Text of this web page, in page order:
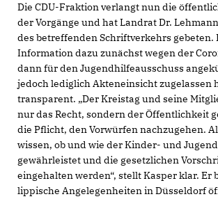
Die CDU-Fraktion verlangt nun die
der Vorgänge und hat Landrat Dr.
des betreffenden Schriftverkehrs gebeten.
Information dazu zunächst wegen der
dann für den Jugendhilfeausschuss
jedoch lediglich Akteneinsicht zugelassen
transparent. „Der Kreistag und seine
nur das Recht, sondern der Öffentlichkeit
die Pflicht, den Vorwürfen nachzugehen.
wissen, ob und wie der Kinder- und
gewährleistet und die gesetzlichen
eingehalten werden“, stellt Kasper klar. Er
lippische Angelegenheiten in Düsseldorf